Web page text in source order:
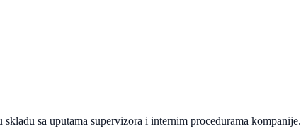
sa uputama supervizora i internim procedurama kompanije.